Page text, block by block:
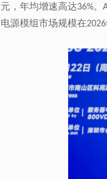
元，年均增速高达36%。
电源模组市场规模在2026